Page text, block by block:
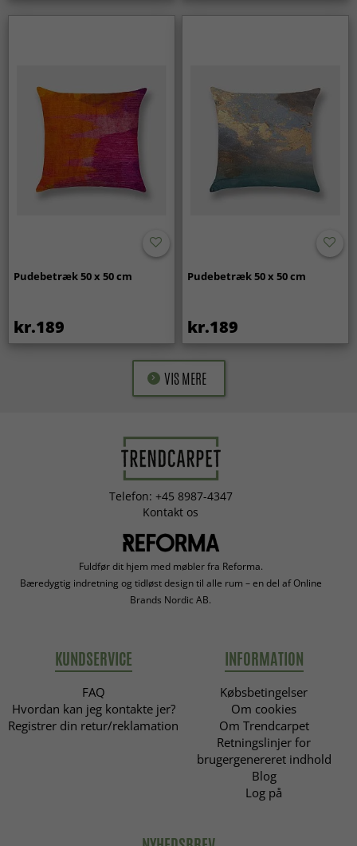
Pudebetræk 50 x 50 cm
kr.189
Pudebetræk 50 x 50 cm
kr.189
VIS MERE
Telefon: +45 8987-4347
Kontakt os
Fuldfør dit hjem med møbler fra Reforma.
Bæredygtig indretning og tidløst design til alle rum – en del af Online
Brands Nordic AB.
KUNDSERVICE
FAQ
Hvordan kan jeg kontakte jer?
Registrer din retur/reklamation
INFORMATION
Købsbetingelser
Om cookies
Om Trendcarpet
Retningslinjer for
brugergenereret indhold
Blog
Log på